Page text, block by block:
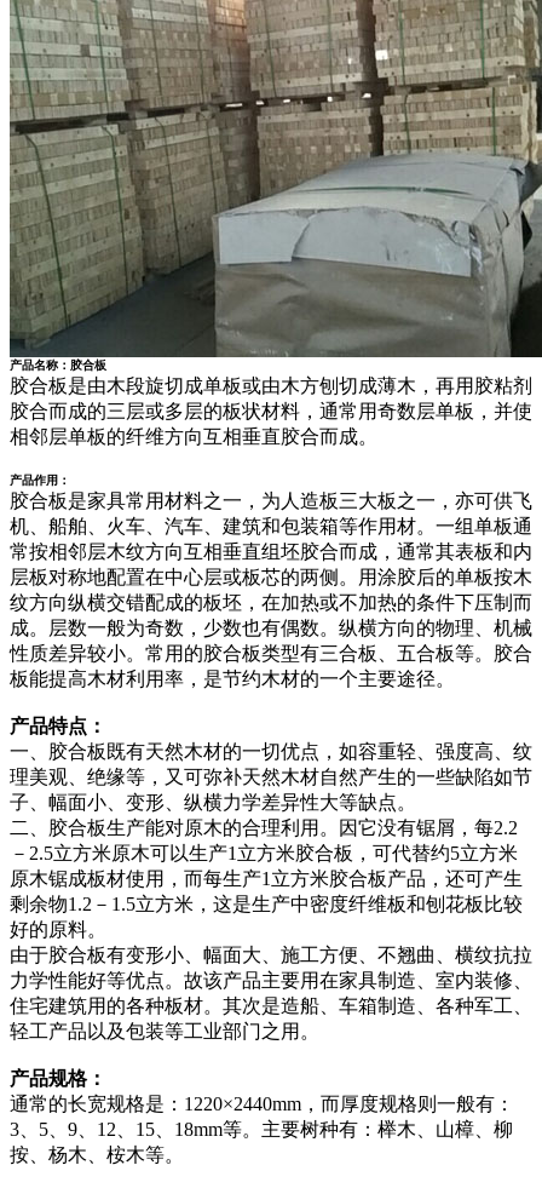
产品名称：胶合板
胶合板是由木段旋切成单板或由木方刨切成薄木，再用胶粘剂
胶合而成的三层或多层的板状材料，通常用奇数层单板，并使
相邻层单板的纤维方向互相垂直胶合而成。
产品作用：
胶合板是家具常用材料之一，为人造板三大板之一，亦可供飞
机、船舶、火车、汽车、建筑和包装箱等作用材。一组单板通
常按相邻层木纹方向互相垂直组坯胶合而成，通常其表板和内
层板对称地配置在中心层或板芯的两侧。用涂胶后的单板按木
纹方向纵横交错配成的板坯，在加热或不加热的条件下压制而
成。层数一般为奇数，少数也有偶数。纵横方向的物理、机械
性质差异较小。常用的胶合板类型有三合板、五合板等。胶合
板能提高木材利用率，是节约木材的一个主要途径。
产品特点：
一、胶合板既有天然木材的一切优点，如容重轻、强度高、纹
理美观、绝缘等，又可弥补天然木材自然产生的一些缺陷如节
子、幅面小、变形、纵横力学差异性大等缺点。
二、胶合板生产能对原木的合理利用。因它没有锯屑，每2.2
－2.5立方米原木可以生产1立方米胶合板，可代替约5立方米
原木锯成板材使用，而每生产1立方米胶合板产品，还可产生
剩余物1.2－1.5立方米，这是生产中密度纤维板和刨花板比较
好的原料。
由于胶合板有变形小、幅面大、施工方便、不翘曲、横纹抗拉
力学性能好等优点。故该产品主要用在家具制造、室内装修、
住宅建筑用的各种板材。其次是造船、车箱制造、各种军工、
轻工产品以及包装等工业部门之用。
产品规格：
通常的长宽规格是：1220×2440mm，而厚度规格则一般有：
3、5、9、12、15、18mm等。主要树种有：榉木、山樟、柳
按、杨木、桉木等。